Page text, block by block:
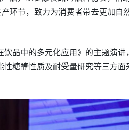
环节，致力为消费者带去更加自
品中的多元化应用》的主题演讲
糖醇性质及耐受量研究等三方面